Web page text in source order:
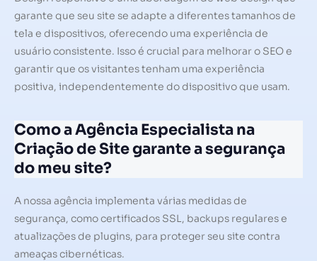
garante que seu site se adapte a diferentes tamanhos de
tela e dispositivos, oferecendo uma experiência de
usuário consistente. Isso é crucial para melhorar o SEO e
garantir que os visitantes tenham uma experiência
positiva, independentemente do dispositivo que usam.
Como a Agência Especialista na
Criação de Site garante a segurança
do meu site?
A nossa agência implementa várias medidas de
segurança, como certificados SSL, backups regulares e
atualizações de plugins, para proteger seu site contra
ameaças cibernéticas.